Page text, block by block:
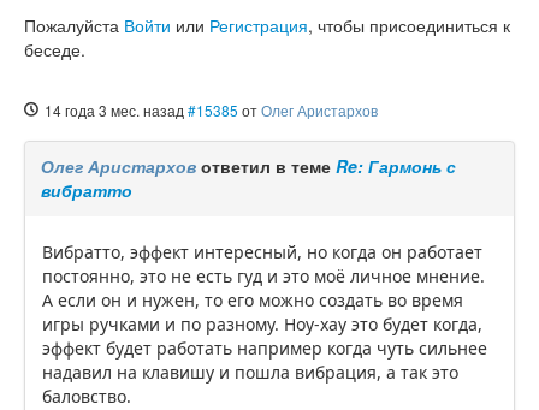
Пожалуйста Войти или Регистрация, чтобы присоединиться к
беседе.
14 года 3 мес. назад #15385 отОлег Аристархов
Олег Аристархов ответил в теме Re: Гармонь с
вибратто
Вибратто, эффект интересный, но когда он работает
постоянно, это не есть гуд и это моё личное мнение.
А если он и нужен, то его можно создать во время
игры ручками и по разному. Ноу-хау это будет когда,
эффект будет работать например когда чуть сильнее
надавил на клавишу и пошла вибрация, а так это
баловство.